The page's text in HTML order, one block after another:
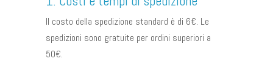
Il costo della spedizione standard è di 6€. Le
spedizioni sono gratuite per ordini superiori a
50€.